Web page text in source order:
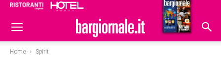
Hoteldomani
Home Spirit